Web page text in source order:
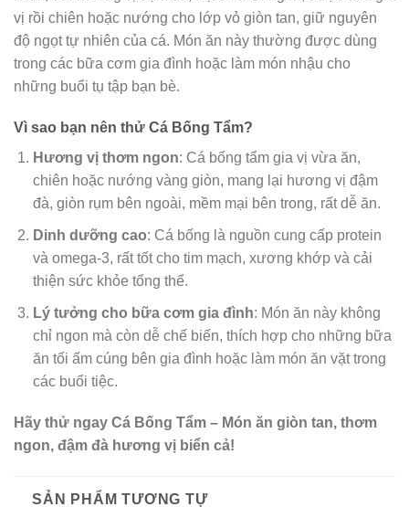
vị rồi chiên hoặc nướng cho lớp vỏ giòn tan, giữ nguyên
độ ngọt tự nhiên của cá. Món ăn này thường được dùng
trong các bữa cơm gia đình hoặc làm món nhậu cho
những buổi tụ tập bạn bè.
Vì sao bạn nên thử Cá Bống Tẩm?
Hương vị thơm ngon: Cá bống tẩm gia vị vừa ăn,
chiên hoặc nướng vàng giòn, mang lại hương vị đậm
đà, giòn rụm bên ngoài, mềm mại bên trong, rất dễ ăn.
Dinh dưỡng cao: Cá bống là nguồn cung cấp protein
và omega-3, rất tốt cho tim mạch, xương khớp và cải
thiện sức khỏe tổng thể.
Lý tưởng cho bữa cơm gia đình: Món ăn này không
chỉ ngon mà còn dễ chế biến, thích hợp cho những bữa
ăn tối ấm cúng bên gia đình hoặc làm món ăn vặt trong
các buổi tiệc.
Hãy thử ngay Cá Bống Tẩm – Món ăn giòn tan, thơm
ngon, đậm đà hương vị biển cả!
SẢN PHẨM TƯƠNG TỰ